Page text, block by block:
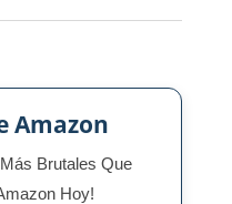
Amazon
Brutales Que
Hoy!